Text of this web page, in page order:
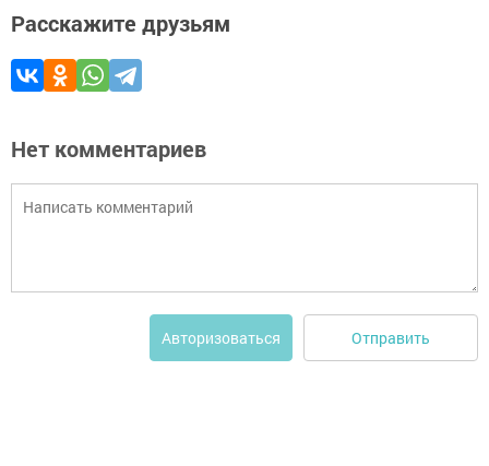
Расскажите друзьям
Нет комментариев
Авторизоваться Отправить